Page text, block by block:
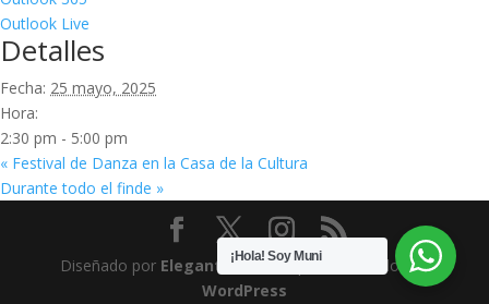
Outlook Live
Detalles
Fecha: 25 mayo, 2025
Hora:
2:30 pm - 5:00 pm
« Festival de Danza en la Casa de la Cultura
Durante todo el finde »
Diseñado por Elegant Themes | Desarrollado por
WordPress
¡Hola! Soy Muni